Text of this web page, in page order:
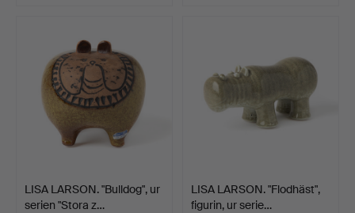
LISA LARSON. "Bulldog", ur
serien "Stora z…
LISA LARSON. "Flodhäst",
figurin, ur serie…